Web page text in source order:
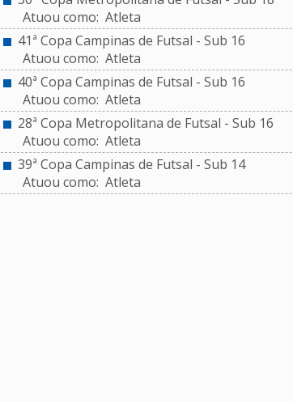
Atuou como: Atleta
41ª Copa Campinas de Futsal - Sub 16
Atuou como: Atleta
40ª Copa Campinas de Futsal - Sub 16
Atuou como: Atleta
28ª Copa Metropolitana de Futsal - Sub 16
Atuou como: Atleta
39ª Copa Campinas de Futsal - Sub 14
Atuou como: Atleta